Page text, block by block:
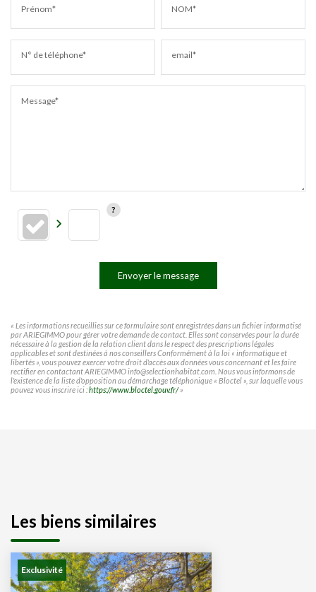
Prénom* NOM*
N° de téléphone* email*
Message*
Envoyer le message
« Les informations recueillies sur ce formulaire sont enregistrées dans un fichier informatisé
par ARIEGIMMO pour gérer votre demande de contact. Elles sont conservées pour la durée
nécessaire à la gestion de la relation client dans le respect des prescriptions légales
applicables et sont destinées à nos conseillers Conformément à la loi « informatique et
libertés », vous pouvez exercer votre droit d'accès aux données vous concernant et les faire
rectifier en contactant ARIEGIMMO info@selectionhabitat.com. Nous vous informons de
l'existence de la liste d'opposition au démarchage téléphonique « Bloctel », sur laquelle vous
pouvez vous inscrire ici :https://www.bloctel.gouv.fr/»
Les biens similaires
Exclusivité